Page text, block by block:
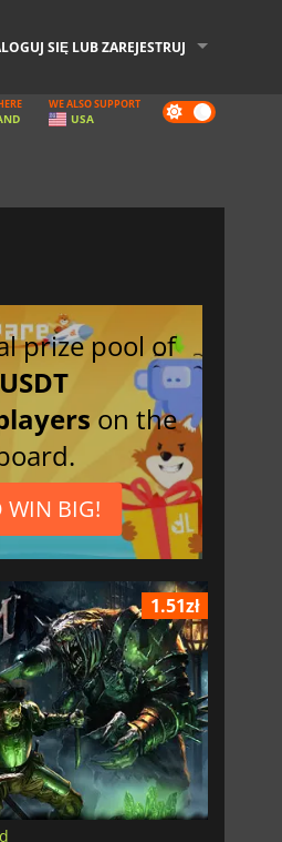
SIĘ LUB ZAREJESTRUJ
Dark
mode
WE ALSO SUPPORT
USA
prize pool of
on the
WIN BIG!
1.51zł